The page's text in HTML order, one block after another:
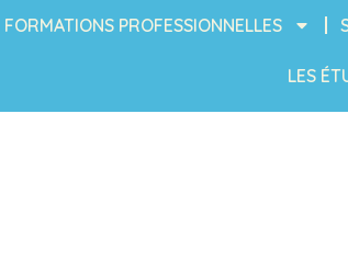
FORMATIONS PROFESSIONNELLES
LES